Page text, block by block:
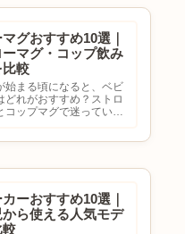
グおすすめ10選｜
ーマグ・コップ飲み
比較
始まる頃になると、ベビ
どれがおすすめ？ストロ
コップマグで迷っている
ートする人気アイテム
ーおすすめ10選｜
から使える人気モデ
較